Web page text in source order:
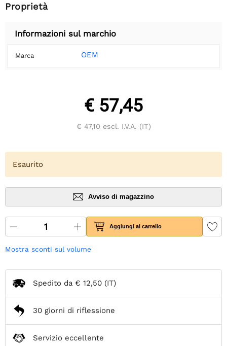
Proprietà
Informazioni sul marchio
Marca OEM
€ 57,45
€ 47,10 escl. I.V.A. (IT)
Esaurito
Avviso di magazzino
Aggiungi al carrello
Mostra sconti sul volume
Spedito da € 12,50 (IT)
30 giorni di riflessione
Servizio eccellente